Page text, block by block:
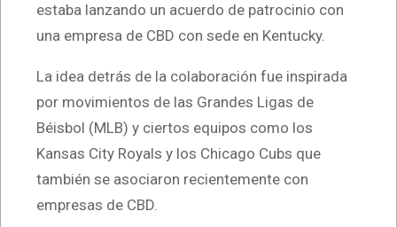
estaba lanzando un acuerdo de patrocinio con
una empresa de CBD con sede en Kentucky.
La idea detrás de la colaboración fue inspirada
por movimientos de las Grandes Ligas de
Béisbol (MLB) y ciertos equipos como los
Kansas City Royals y los Chicago Cubs que
también se asociaron recientemente con
empresas de CBD.